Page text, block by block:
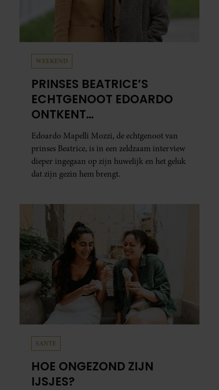
WEEKEND
PRINSES BEATRICE’S
ECHTGENOOT EDOARDO
ONTKENT
HUWELIJKSPROBLEMEN
Edoardo Mapelli Mozzi, de echtgenoot van
prinses Beatrice, is in een zeldzaam interview
dieper ingegaan op zijn huwelijk en het geluk
dat zijn gezin hem brengt.
SANTE
HOE ONGEZOND ZIJN
IJSJES?